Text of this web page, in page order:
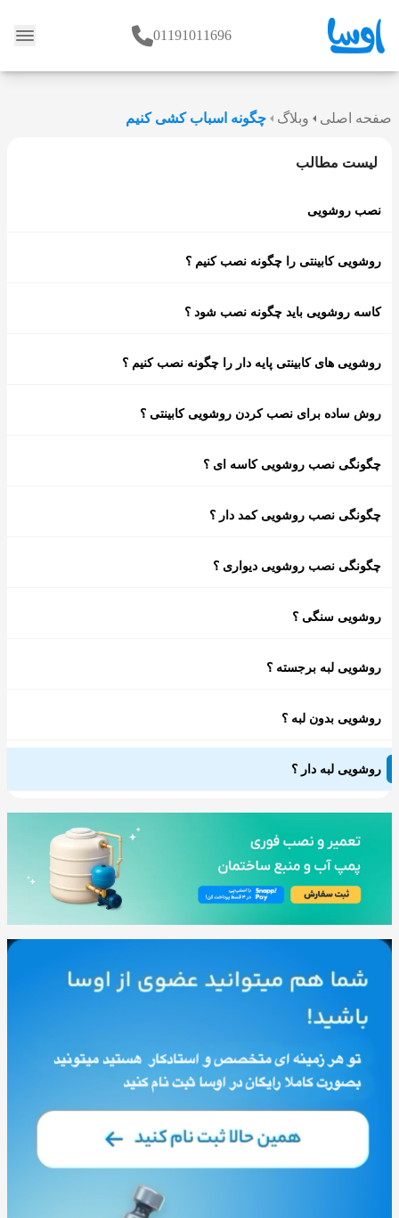
وبلاگ 01191011696
صفحه اصلی وبلاگ چگونه اسباب کشی کنیم
لیست مطالب
نصب روشویی
روشویی کابینتی را چگونه نصب کنیم ؟
کاسه روشویی باید چگونه نصب شود ؟
روشویی های کابینتی پایه دار را چگونه نصب کنیم ؟
روش ساده برای نصب کردن روشویی کابینتی ؟
چگونگی نصب روشویی کاسه ای ؟
چگونگی نصب روشویی کمد دار ؟
چگونگی نصب روشویی دیواری ؟
روشویی سنگی ؟
روشویی لبه برجسته ؟
روشویی بدون لبه ؟
روشویی لبه دار ؟